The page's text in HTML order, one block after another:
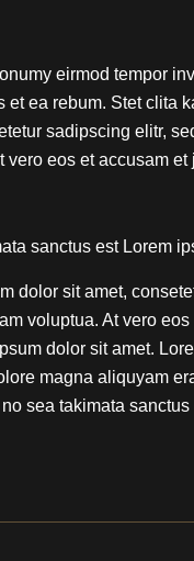
eirmod tempor
et ea rebum. Stet clita
sadipscing elitr,
vero eos et accusam
sanctus est Lorem
dolor sit amet,
voluptua. At vero
dolor sit amet.
magna aliquyam
sea takimata